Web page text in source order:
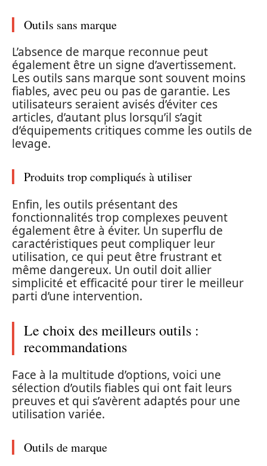
Outils sans marque
L’absence de marque reconnue peut
également être un signe d’avertissement.
Les outils sans marque sont souvent moins
fiables, avec peu ou pas de garantie. Les
utilisateurs seraient avisés d’éviter ces
articles, d’autant plus lorsqu’il s’agit
d’équipements critiques comme les outils de
levage.
Produits trop compliqués à utiliser
Enfin, les outils présentant des
fonctionnalités trop complexes peuvent
également être à éviter. Un superflu de
caractéristiques peut compliquer leur
utilisation, ce qui peut être frustrant et
même dangereux. Un outil doit allier
simplicité et efficacité pour tirer le meilleur
parti d’une intervention.
Le choix des meilleurs outils :
recommandations
Face à la multitude d’options, voici une
sélection d’outils fiables qui ont fait leurs
preuves et qui s’avèrent adaptés pour une
utilisation variée.
Outils de marque